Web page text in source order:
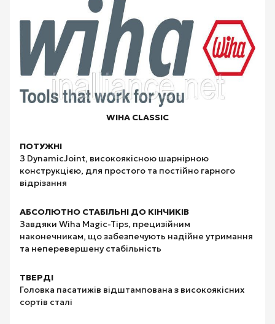
WIHA CLASSIC
ПОТУЖНІ
З DynamicJoint, високоякісною шарнірною
конструкцією, для простого та постійно гарного
відрізання
АБСОЛЮТНО СТАБІЛЬНІ ДО КІНЧИКІВ
Завдяки Wiha Magic-Tips, прецизійним
наконечникам, що забезпечують надійне утримання
та неперевершену стабільність
ТВЕРДІ
Головка пасатижів відштампована з високоякісних
сортів сталі